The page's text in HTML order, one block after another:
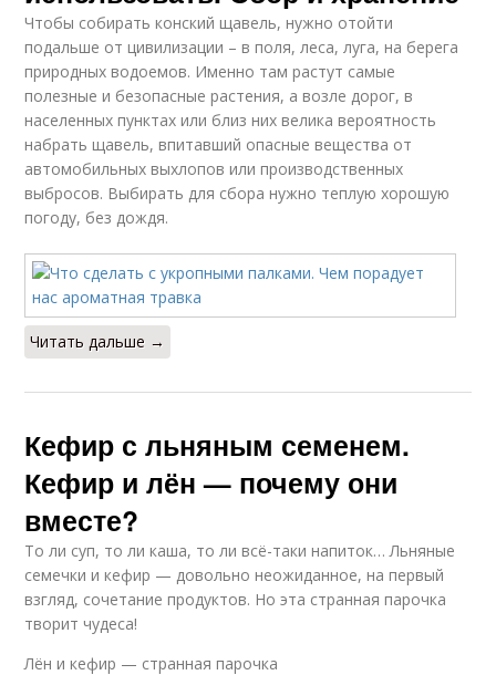
Чтобы собирать конский щавель, нужно отойти
подальше от цивилизации – в поля, леса, луга, на берега
природных водоемов. Именно там растут самые
полезные и безопасные растения, а возле дорог, в
населенных пунктах или близ них велика вероятность
набрать щавель, впитавший опасные вещества от
автомобильных выхлопов или производственных
выбросов. Выбирать для сбора нужно теплую хорошую
погоду, без дождя.
Читать дальше →
Кефир с льняным семенем.
Кефир и лён — почему они
вместе?
То ли суп, то ли каша, то ли всё-таки напиток… Льняные
семечки и кефир — довольно неожиданное, на первый
взгляд, сочетание продуктов. Но эта странная парочка
творит чудеса!
Лён и кефир — странная парочка